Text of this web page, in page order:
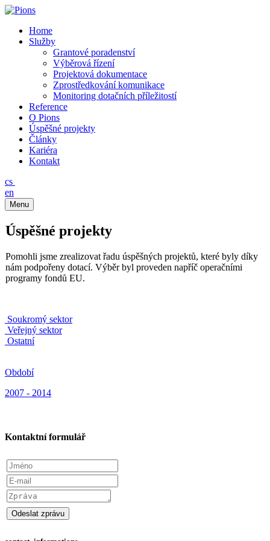
Home
Služby
Grantové poradenství
Výběrová řízení
Projektová dokumentace
Zprostředkování komunikace
Monitoring dotačních příležitostí
Reference
O Pions
Úspěšné projekty
Články
Kariéra
Kontakt
cs
en
Menu
Úspěšné projekty
Pomohli jsme zrealizovat řadu úspěšných projektů, které byly díky
nám podpořeny dotací. Výběr byl proveden napříč operačními
programy fondů EU.
Soukromý sektor
Veřejný sektor
Ostatní
Období
2007 - 2014
Kontaktní formulář